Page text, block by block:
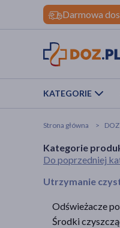
Darmowa
KATEGORIE
Strona główna
Kategorie
Do poprzedniej
Utrzymanie
Odświeżacze
Środki